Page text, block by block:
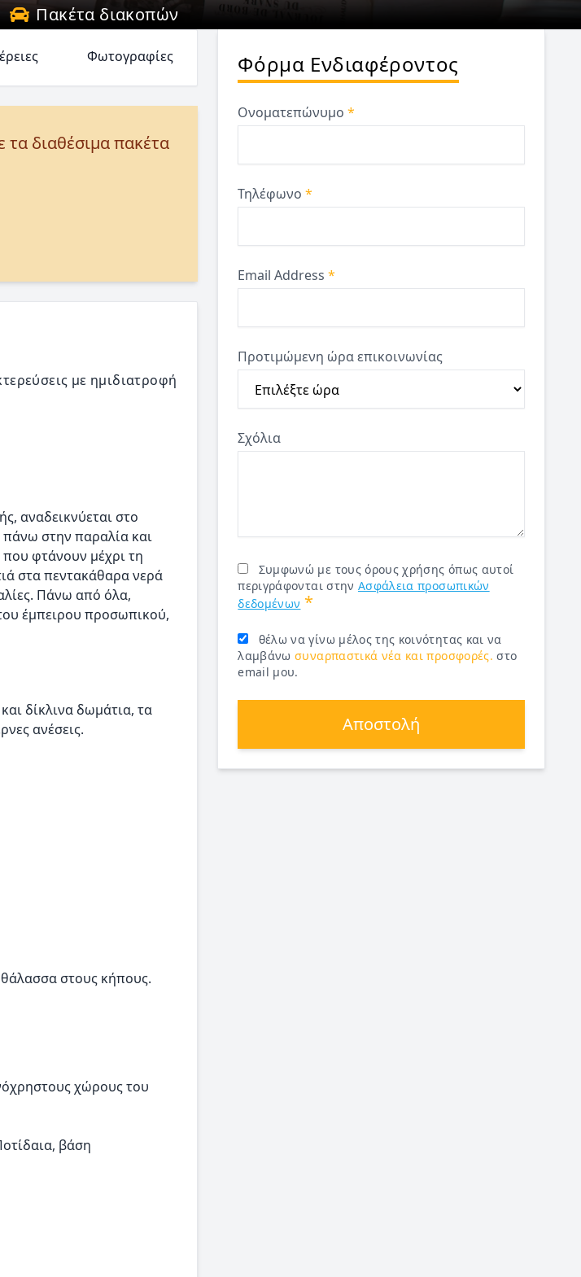
Πακέτα διακοπών
Φωτογραφίες
τα διαθέσιμα πακέτα
με ημιδιατροφή
αναδεικνύεται στο
στην παραλία και
φτάνουν μέχρι τη
στα πεντακάθαρα νερά
Πάνω από όλα,
έμπειρου προσωπικού,
δίκλινα δωμάτια, τα
ανέσεις.
στους κήπους.
χώρους του
βάση
Φόρμα Ενδιαφέροντος
Ονοματεπώνυμο*
Τηλέφωνο*
Email Address*
Προτιμώμενη ώρα επικοινωνίας
Σχόλια
Συμφωνώ με τους όρους χρήσης όπως αυτοί
περιγράφονται στην Ασφάλεια προσωπικών
δεδομένων *
θέλω να γίνω μέλος της κοινότητας και να
λαμβάνωσυναρπαστικά νέα και προσφορές. στο
email μου.
Αποστολή